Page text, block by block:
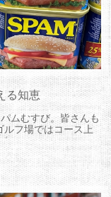
る知恵
ムむすび。皆さんも
フ場ではコース上